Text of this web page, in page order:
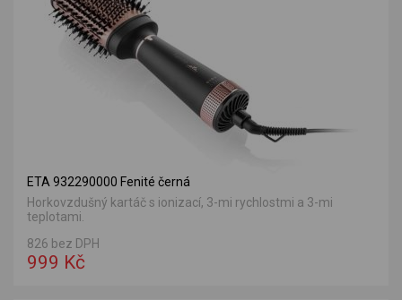
ETA 932290000 Fenité černá
Horkovzdušný kartáč s ionizací, 3-mi rychlostmi a 3-mi
teplotami.
826 bez DPH
999 Kč